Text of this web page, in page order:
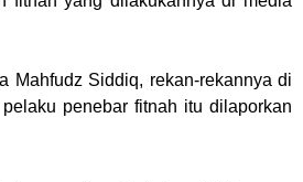
Mahfudz Siddiq, rekan-rekannya di
penebar fitnah itu dilaporkan